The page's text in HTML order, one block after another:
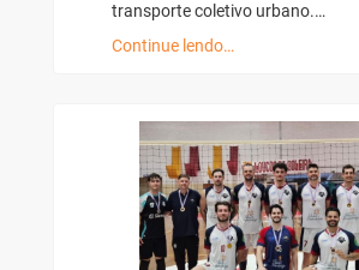
transporte coletivo urbano.…
Continue lendo…